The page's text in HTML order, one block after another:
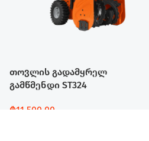
თოვლის გადამყრელ
გამწმენდი ST324
₾11,500.00